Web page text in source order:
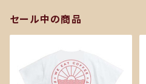
セール中の商品